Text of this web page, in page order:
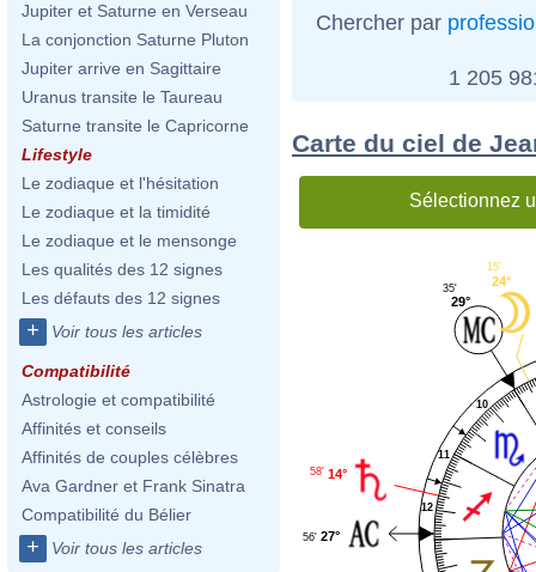
Jupiter et Saturne en Verseau
La conjonction Saturne Pluton
Jupiter arrive en Sagittaire
Uranus transite le Taureau
Saturne transite le Capricorne
Lifestyle
Le zodiaque et l'hésitation
Le zodiaque et la timidité
Le zodiaque et le mensonge
Les qualités des 12 signes
Les défauts des 12 signes
+ Voir tous les articles
Compatibilité
Astrologie et compatibilité
Affinités et conseils
Affinités de couples célèbres
Ava Gardner et Frank Sinatra
Compatibilité du Bélier
+ Voir tous les articles
Chercher par
1 205
Carte du ciel de
Sélectionnez
10
11
12
24°
15'
29°
35'
14°
58'
27°
56'